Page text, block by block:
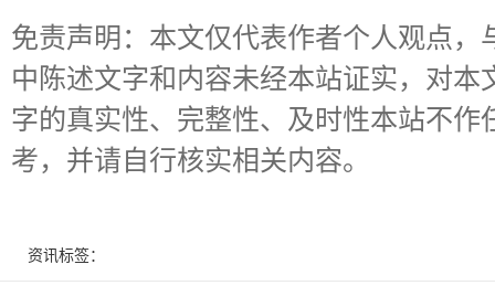
免责声明：本文仅代表作者个人观点
中陈述文字和内容未经本站证实，对
字的真实性、完整性、及时性本站不
考，并请自行核实相关内容。
资讯标签：